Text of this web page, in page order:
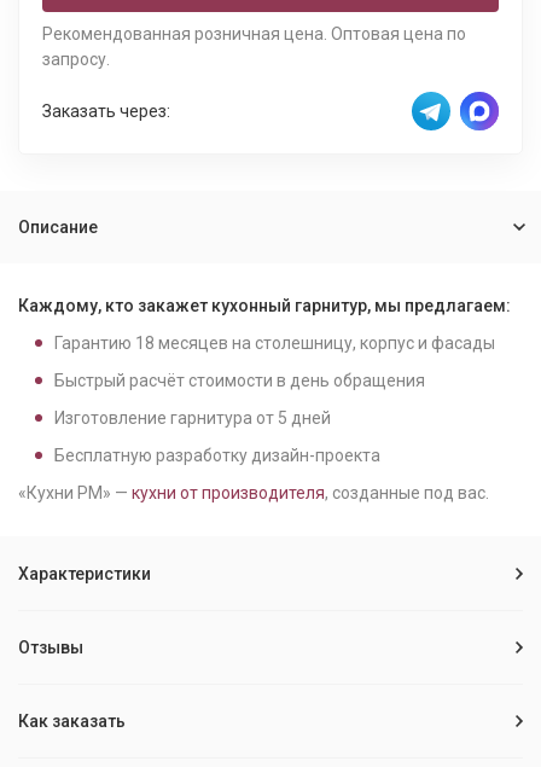
Рекомендованная розничная цена. Оптовая цена по
запросу.
Заказать через:
Описание
Каждому, кто закажет кухонный гарнитур, мы предлагаем:
Гарантию 18 месяцев на столешницу, корпус и фасады
Быстрый расчёт стоимости в день обращения
Изготовление гарнитура от 5 дней
Бесплатную разработку дизайн-проекта
«Кухни РМ» — кухни от производителя, созданные под вас.
Характеристики
Отзывы
Как заказать